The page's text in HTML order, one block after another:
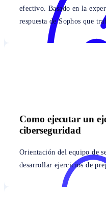
efectivo. Basado en la
respuesta de Sophos que
Como ejecutar un
ciberseguridad
Orientación del equipo de
desarrollar ejercicios de